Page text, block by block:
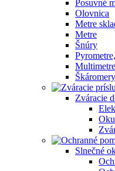
Posuvné
Olovnica
Metre
Metre
Šnúry
Škáromery
Zváracie
Slnečné